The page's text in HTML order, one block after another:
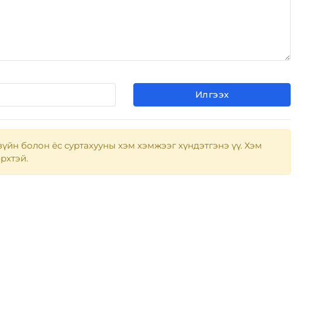
Илгээх
болон ёс суртахууны хэм хэмжээг хүндэтгэнэ үү. Хэм